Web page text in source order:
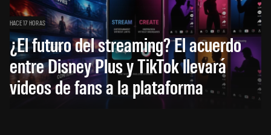
HACE 17 HORAS
¿El futuro del streaming? El acuerdo
entre Disney Plus y TikTok llevará
videos de fans a la plataforma